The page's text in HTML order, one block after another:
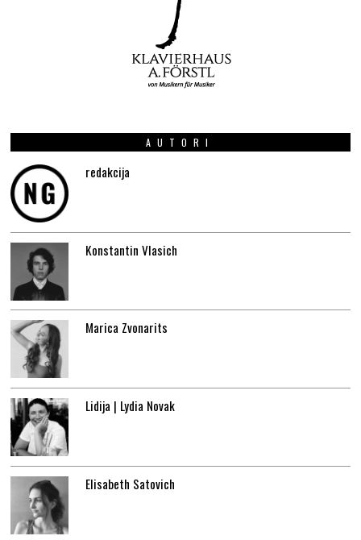
AUTORI
redakcija
Konstantin Vlasich
Marica Zvonarits
Lidija | Lydia Novak
Elisabeth Satovich